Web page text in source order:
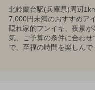
北鈴蘭台駅(兵庫県)周辺
7,000円未満のおすすめア
隠れ家的フンイキ、夜景
気、ご予算の条件に合わ
で、至福の時間を楽しんで